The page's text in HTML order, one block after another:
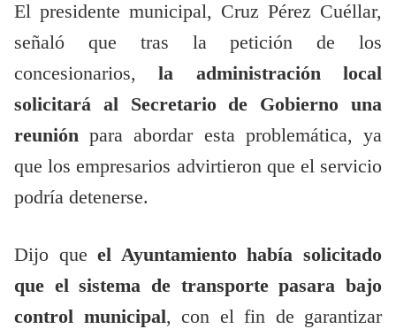
El presidente municipal, Cruz Pérez Cuéllar,
señaló que tras la petición de los
concesionarios,la administración local
solicitará al Secretario de Gobierno una
reunión para abordar esta problemática, ya
que los empresarios advirtieron que el servicio
podría detenerse.
Dijo queel Ayuntamiento había solicitado
que el sistema de transporte pasara bajo
control municipal, con el fin de garantizar